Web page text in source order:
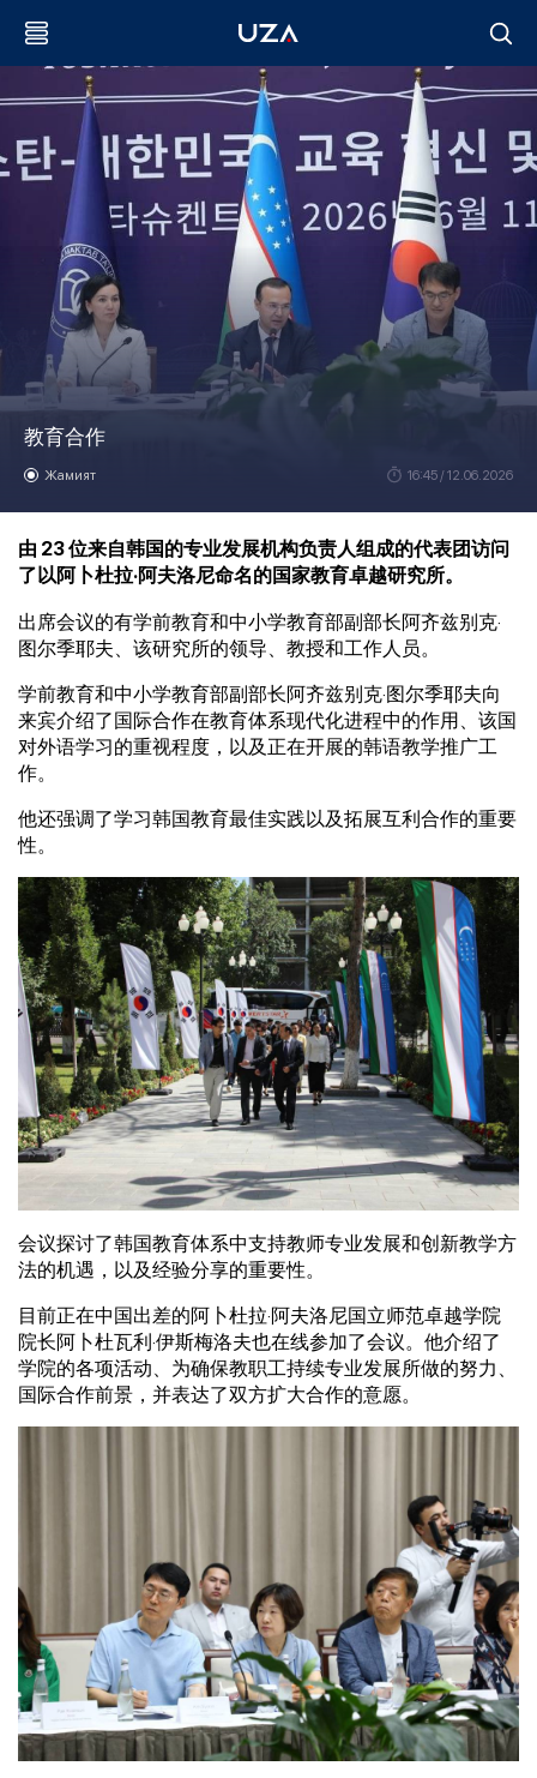
教育合作
Жамият 16:45 / 12.06.2026
由 23 位来自韩国的专业发展机构负责人组成的代表团访问
了以阿卜杜拉·阿夫洛尼命名的国家教育卓越研究所。
出席会议的有学前教育和中小学教育部副部长阿齐兹别克·
图尔季耶夫、该研究所的领导、教授和工作人员。
学前教育和中小学教育部副部长阿齐兹别克·图尔季耶夫向
来宾介绍了国际合作在教育体系现代化进程中的作用、该国
对外语学习的重视程度，以及正在开展的韩语教学推广工
作。
他还强调了学习韩国教育最佳实践以及拓展互利合作的重要
性。
会议探讨了韩国教育体系中支持教师专业发展和创新教学方
法的机遇，以及经验分享的重要性。
目前正在中国出差的阿卜杜拉·阿夫洛尼国立师范卓越学院
院长阿卜杜瓦利·伊斯梅洛夫也在线参加了会议。他介绍了
学院的各项活动、为确保教职工持续专业发展所做的努力、
国际合作前景，并表达了双方扩大合作的意愿。